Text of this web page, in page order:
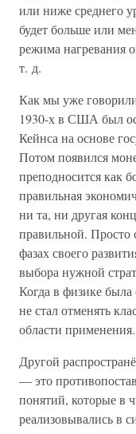
или ниже среднего
будет больше или
режима нагревания
т. д.
Как мы уже
1930-х в США был
Кейнса на основе
Потом появился
преподносится как
правильная
ни та, ни другая
правильной.
фазах своего
выбора нужной
Когда в физике была
не стал отменять
области применения.
Другой
— это
понятий, которые в
реализовывались в